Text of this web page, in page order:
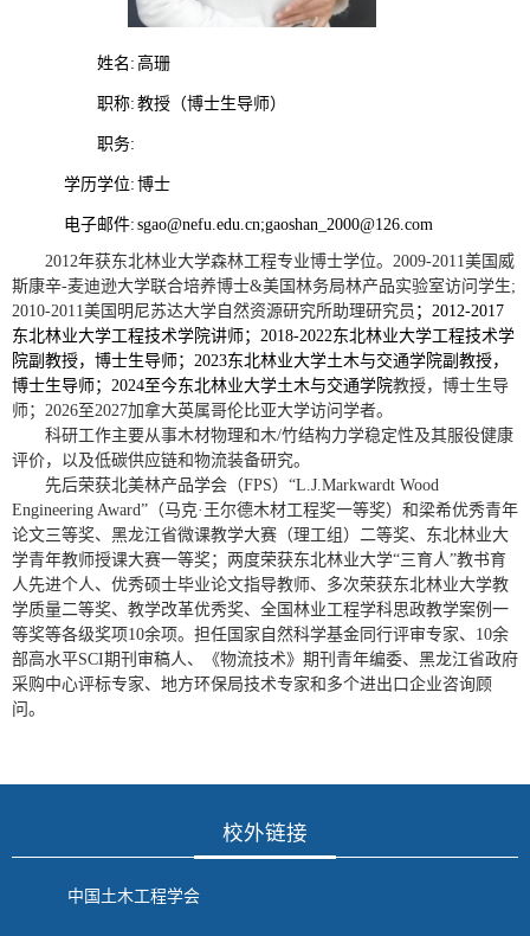
姓名: 高珊
职称: 教授（博士生导师）
职务:
学历学位: 博士
电子邮件: sgao@nefu.edu.cn;gaoshan_2000@126.com
2012年获东北林业大学森林工程专业博士学位。2009-2011美国威
斯康辛-麦迪逊大学联合培养博士&美国林务局林产品实验室访问学生;
2010-2011美国明尼苏达大学自然资源研究所助理研究员 ； 2012-2017
东北林业大学工程技术学院讲师； 2018-2022东北林业大学工程技术学
院副教授，博士生导师； 2023东北林业大学土木与交通学院副教授，
博士生导师； 2024至今东北林业大学土木与交通学院教授，博士生导
师； 2026至2027加拿大英属哥伦比亚大学访问 学者。
科研工作主要从事木材物理和木/竹结构力学稳定性及其服役健康
评价，以及低碳供应链和物流装备研究。
先后荣获北美林产品学会（FPS） “L.J.Markwardt Wood
Engineering Award” （马克· 王尔德木材工程奖一等奖）和梁希优秀青年
论文三等奖、黑龙江省微课教学大赛（理工组）二等奖、东北林业大
学青年教师授课大赛一等奖；两度荣获东北林业大学“三育人”教书育
人先进个人、优秀硕士毕业论文指导教师、多次荣获东北林业大学教
学质量二等奖、教学改革优秀奖、全国林业工程学科思政教学案例一
等奖等各级奖项10余项。担任国家自然科学基金同行评审专家、 10余
部高水平SCI期刊审稿人、《物流技术》期刊青年编委、黑龙江省政府
采购中心评标专家、地方环保局技术专家和多个进出口企业咨询顾
问。
校外链接
中国土木工程学会